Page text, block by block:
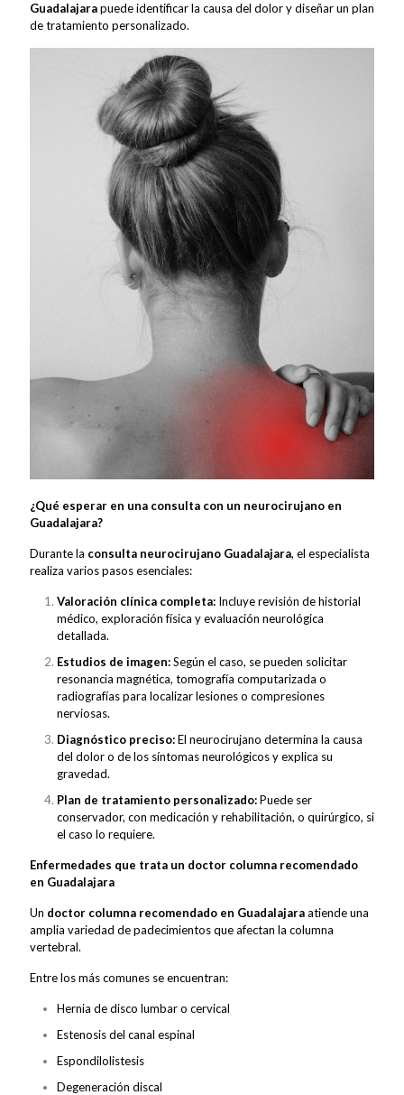
Guadalajarapuede identificar la causa del dolor y diseñar un plan
de tratamiento personalizado.
¿Qué esperar en una consulta con un neurocirujano en
Guadalajara?
Durante la consulta neurocirujano Guadalajara, el especialista
realiza varios pasos esenciales:
Valoración clínica completa: Incluye revisión de historial
médico, exploración física y evaluación neurológica
detallada.
Estudios de imagen:Según el caso, se pueden solicitar
resonancia magnética, tomografía computarizada o
radiografías para localizar lesiones o compresiones
nerviosas.
Diagnóstico preciso:El neurocirujano determina la causa
del dolor o de los síntomas neurológicos y explica su
gravedad.
Plan de tratamiento personalizado:Puede ser
conservador, con medicación y rehabilitación, o quirúrgico, si
el caso lo requiere.
Enfermedades que trata un doctor columna recomendado
en Guadalajara
Un doctor columna recomendado en Guadalajaraatiende una
amplia variedad de padecimientos que afectan la columna
vertebral.
Entre los más comunes se encuentran:
Hernia de disco lumbar o cervical
Estenosis del canal espinal
Espondilolistesis
Degeneración discal